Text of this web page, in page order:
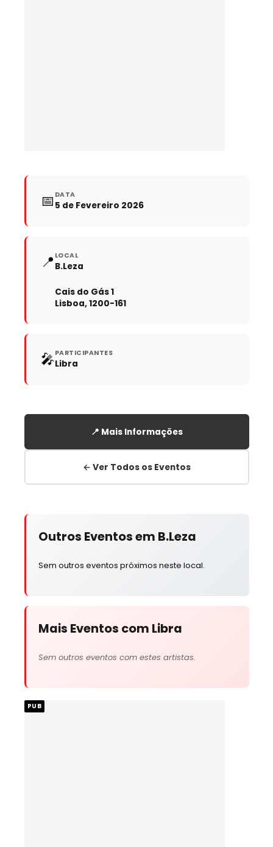
📅 DATA
5 de Fevereiro 2026
📍 LOCAL
B.Leza
Cais do Gás 1
Lisboa, 1200-161
🎤PARTICIPANTES
Libra
📍 Mais Informações
← Ver Todos os Eventos
Outros Eventos em B.Leza
Sem outros eventos próximos neste local.
Mais Eventos com Libra
Sem outros eventos com estes artistas.
PUB